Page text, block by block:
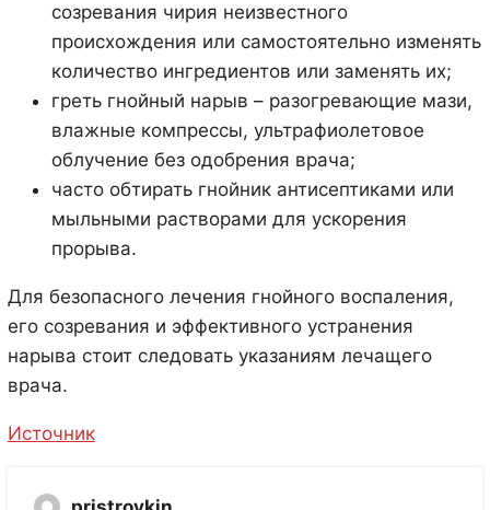
созревания чирия неизвестного
происхождения или самостоятельно изменять
количество ингредиентов или заменять их;
греть гнойный нарыв – разогревающие мази,
влажные компрессы, ультрафиолетовое
облучение без одобрения врача;
часто обтирать гнойник антисептиками или
мыльными растворами для ускорения
прорыва.
Для безопасного лечения гнойного воспаления,
его созревания и эффективного устранения
нарыва стоит следовать указаниям лечащего
врача.
Источник